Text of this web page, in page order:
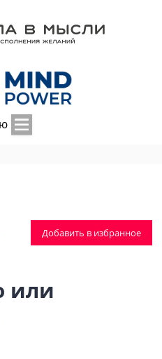
Добавить в избранное
или